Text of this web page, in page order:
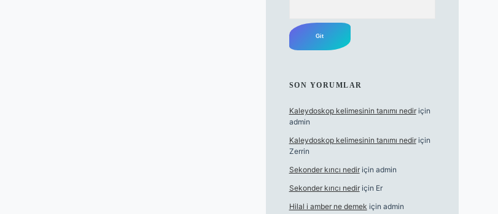
SON YORUMLAR
Kaleydoskop kelimesinin tanımı nediriçin
admin
Kaleydoskop kelimesinin tanımı nediriçin
Zerrin
Sekonder kırıcı nediriçin admin
Sekonder kırıcı nediriçin Er
Hilal i amber ne demek için admin